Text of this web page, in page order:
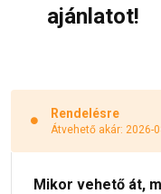
ajánlatot!
Rendelésre
Átvehető akár: 2026-
Mikor vehető át,